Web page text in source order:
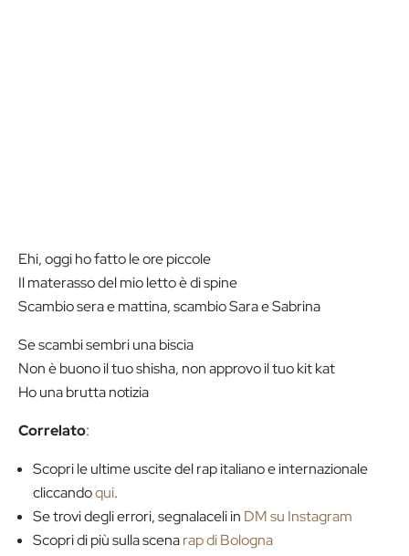
Ehi, oggi ho fatto le ore piccole
Il materasso del mio letto è di spine
Scambio sera e mattina, scambio Sara e Sabrina
Se scambi sembri una biscia
Non è buono il tuo shisha, non approvo il tuo kit kat
Ho una brutta notizia
Correlato:
Scopri le ultime uscite del rap italiano e internazionale
cliccandoqui.
Se trovi degli errori, segnalaceli in DM su Instagram
Scopri di più sulla scenarap di Bologna